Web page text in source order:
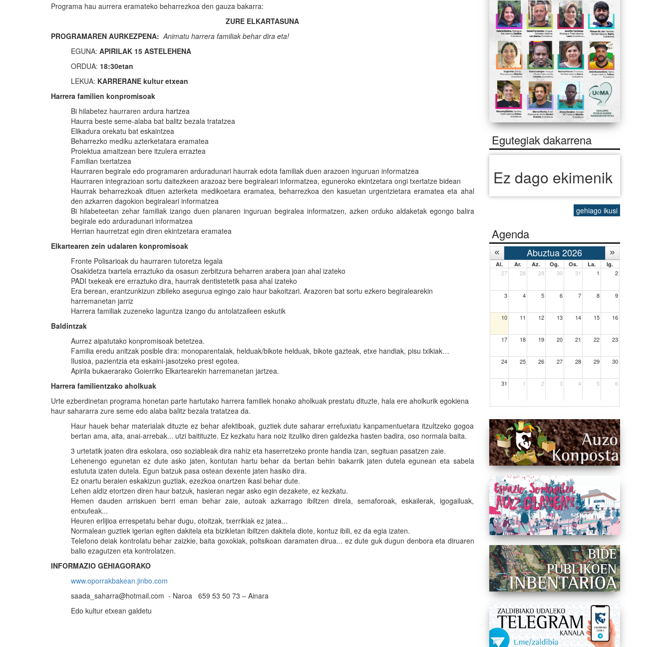
Programa hau aurrera eramateko beharrezkoa den gauza bakarra:
ZURE ELKARTASUNA
PROGRAMAREN AURKEZPENA: Animatu harrera familiak behar dira eta!
EGUNA: APIRILAK 15 ASTELEHENA
ORDUA: 18:30etan
LEKUA: KARRERANE kultur etxean
Harrera familien konpromisoak
Bi hilabetez haurraren ardura hartzea
Haurra beste seme-alaba bat balitz bezala tratatzea
Elikadura orekatu bat eskaintzea
Beharrezko mediku azterketatara eramatea
Proiektua amaitzean bere itzulera erraztea
Familian txertatzea
Haurraren begirale edo programaren arduradunari haurrak edota familiak duen arazoen inguruan informatzea
Haurraren integrazioan sortu daitezkeen arazoaz bere begiraleari informatzea, eguneroko ekintzetara ongi txertatze bidean
Haurrak beharrezkoak dituen azterketa medikoetara eramatea, beharrezkoa den kasuetan urgentzietara eramatea eta ahal
den azkarren dagokion begiraleari informatzea
Bi hilabeteetan zehar familiak izango duen planaren inguruan begiralea informatzen, azken orduko aldaketak egongo balira
begirale edo arduradunari informatzea
Herrian haurretzat egin diren ekintzetara eramatea
Elkartearen zein udalaren konpromisoak
Fronte Polisarioak du haurraren tutoretza legala
Osakidetza txartela erraztuko da osasun zerbitzura beharren arabera joan ahal izateko
PADI txekeak ere erraztuko dira, haurrak dentistetetik pasa ahal izateko
Era berean, erantzunkizun zibileko asegurua egingo zaio haur bakoitzari. Arazoren bat sortu ezkero begiralearekin
harremanetan jarriz
Harrera familiak zuzeneko laguntza izango du antolatzaileen eskutik
Baldintzak
Aurrez aipatutako konpromisoak betetzea.
Familia eredu anitzak posible dira: monoparentalak, helduak/bikote helduak, bikote gazteak, etxe handiak, pisu txikiak…
Ilusioa, pazientzia eta eskaini-jasotzeko prest egotea.
Apirila bukaerarako Goierriko Elkartearekin harremanetan jartzea.
Harrera familientzako aholkuak
Urte ezberdinetan programa honetan parte hartutako harrera familiek honako aholkuak prestatu dituzte, hala ere aholkurik egokiena
haur sahararra zure seme edo alaba balitz bezala tratatzea da.
Haur hauek behar materialak dituzte ez behar afektiboak, guztiek dute saharar errefuxiatu kanpamentuetara itzultzeko gogoa
bertan ama, aita, anai-arrebak... utzi baitituzte. Ez kezkatu hara noiz itzuliko diren galdezka hasten badira, oso normala baita.
3 urtetatik joaten dira eskolara, oso soziableak dira nahiz eta haserretzeko pronte handia izan, segituan pasatzen zaie.
Lehenengo egunetan ez dute asko jaten, kontutan hartu behar da bertan behin bakarrik jaten dutela egunean eta sabela
estututa izaten dutela. Egun batzuk pasa ostean dexente jaten hasiko dira.
Ez onartu beraien eskakizun guztiak, ezezkoa onartzen ikasi behar dute.
Lehen aldiz etortzen diren haur batzuk, hasieran negar asko egin dezakete, ez kezkatu.
Hemen dauden arriskuen berri eman behar zaie, autoak azkarrago ibiltzen direla, semaforoak, eskailerak, igogailuak,
entxufeak...
Heuren erlijioa errespetatu behar dugu, otoitzak, txerrikiak ez jatea...
Normalean guztiek igerian egiten dakitela eta bizikletan ibiltzen dakitela diote, kontuz ibili, ez da egia izaten.
Telefono deiak kontrolatu behar zaizkie, baita goxokiak, poltsikoan daramaten dirua... ez dute guk dugun denbora eta diruaren
balio ezagutzen eta kontrolatzen.
INFORMAZIO GEHIAGORAKO
www.oporrakbakean.jinbo.com
saada_saharra@hotmail.com - Naroa 659 53 50 73 – Ainara
Edo kultur etxean galdetu
Egutegiak dakarrena
Ez dago ekimenik
gehiago ikusi
Agenda
Abuztua 2026
Al. Ar. Az. Og. Os. La. Ig.
27 28 29 30 31 1 2
3 4 5 6 7 8 9
10 11 12 13 14 15 16
17 18 19 20 21 22 23
24 25 26 27 28 29 30
31 1 2 3 4 5 6